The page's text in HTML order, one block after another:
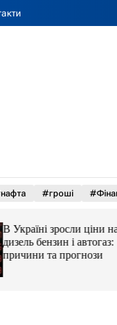
#гроші
зросли ціни на
бензин і автогаз:
та прогнози